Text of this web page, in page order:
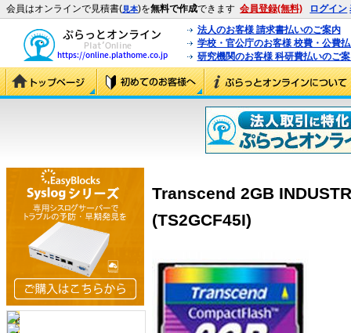
会員はオンラインで見積書(見本)を無料で作成できます 会員登録(無料) ログイン
法人のお客様 請求書払いのご案内
学校・官公庁のお客様 校費・公費
研究機関のお客様 科研費払いのご
Transcend 2GB
(TS2GCF45I)